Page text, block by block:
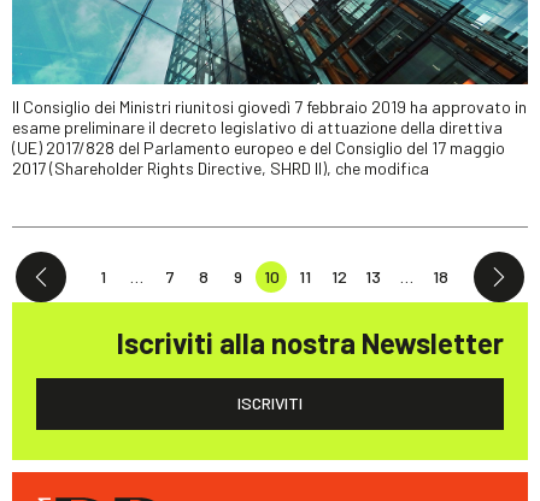
Il Consiglio dei Ministri riunitosi giovedì 7 febbraio 2019 ha approvato in
esame preliminare il decreto legislativo di attuazione della direttiva
(UE) 2017/828 del Parlamento europeo e del Consiglio del 17 maggio
2017 (Shareholder Rights Directive, SHRD II), che modifica
1 7 8 9 10 11 12 13 18
Iscriviti alla nostra Newsletter
ISCRIVITI